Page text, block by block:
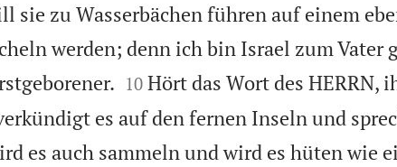
sie zu Wasserbächen führen auf einem
werden; denn ich bin Israel zum Vater

10 Hört das Wort des HERRN,
es auf den fernen Inseln und
es auch sammeln und wird es hüten wie